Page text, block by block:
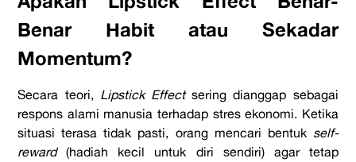
Benar Habit atau Sekadar
Momentum?
Secara teori, Lipstick Effectsering dianggap sebagai
respons alami manusia terhadap stres ekonomi. Ketika
situasi terasa tidak pasti, orang mencari bentuk self-
reward(hadiah kecil untuk diri sendiri) agar tetap